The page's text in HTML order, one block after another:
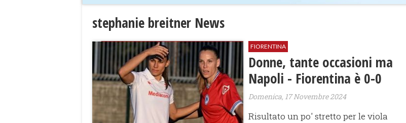
stephanie breitner News
FIORENTINA
Donne, tante occasioni ma
Napoli - Fiorentina è 0-0
Domenica, 17 Novembre 2024
Risultato un po' stretto per le viola